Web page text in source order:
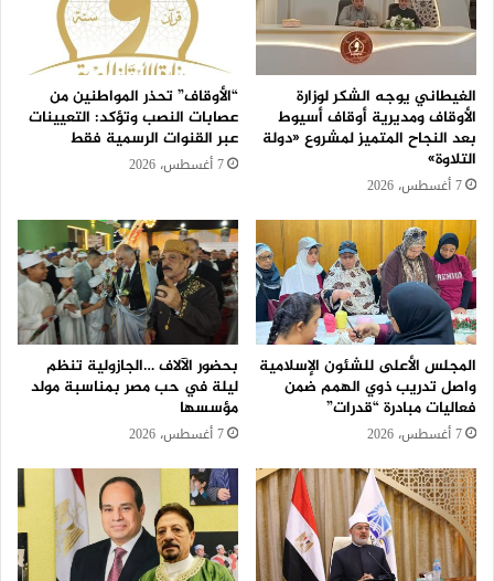
الغيطاني يوجه الشكر لوزارة
الأوقاف ومديرية أوقاف أسيوط
بعد النجاح المتميز لمشروع «دولة
التلاوة»
7 أغسطس، 2026
“الأوقاف” تحذر المواطنين من
عصابات النصب وتؤكد: التعيينات
عبر القنوات الرسمية فقط
7 أغسطس، 2026
المجلس الأعلى للشئون الإسلامية
واصل تدريب ذوي الهمم ضمن
فعاليات مبادرة “قدرات”
7 أغسطس، 2026
بحضور الآلاف …الجازولية تنظم
ليلة في حب مصر بمناسبة مولد
مؤسسها
7 أغسطس، 2026